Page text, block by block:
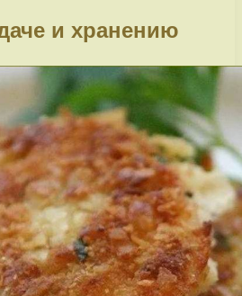
и хранению